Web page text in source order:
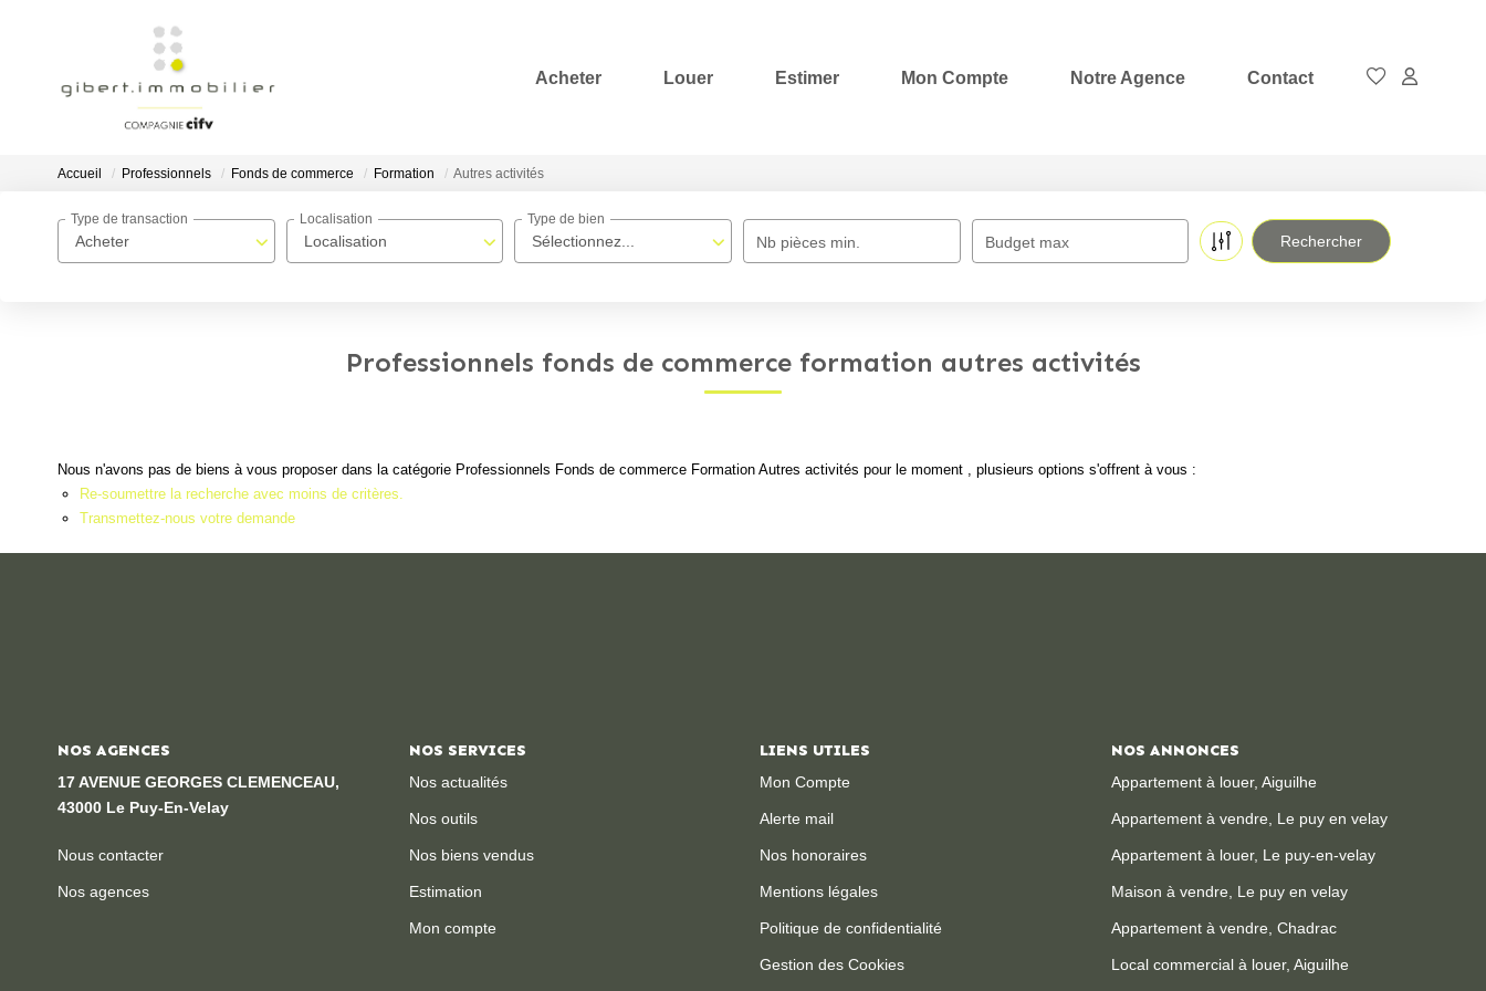
Acheter Louer Estimer Mon Compte Notre Agence Contact
Accueil Professionnels Fonds de commerce Formation Autres activités
Acheter
Type de transaction
Localisation
Localisation
Sélectionnez...
Type de bien
Nb pièces min. Budget max
Professionnels fonds de commerce formation autres activités
Nous n'avons pas de biens à vous proposer dans la catégorie Professionnels Fonds de commerce Formation Autres activités pour le moment , plusieurs options s'offrent à vous :
Re-soumettre la recherche avec moins de critères.
Transmettez-nous votre demande
NOS AGENCES
17 AVENUE GEORGES CLEMENCEAU,
43000 Le Puy-En-Velay
Nous contacter
Nos agences
NOS SERVICES
Nos actualités
Nos outils
Nos biens vendus
Estimation
Mon compte
LIENS UTILES
Mon Compte
Alerte mail
Nos honoraires
Mentions légales
Politique de confidentialité
Gestion des Cookies
NOS ANNONCES
Appartement à louer, Aiguilhe
Appartement à vendre, Le puy en velay
Appartement à louer, Le puy-en-velay
Maison à vendre, Le puy en velay
Appartement à vendre, Chadrac
Local commercial à louer, Aiguilhe